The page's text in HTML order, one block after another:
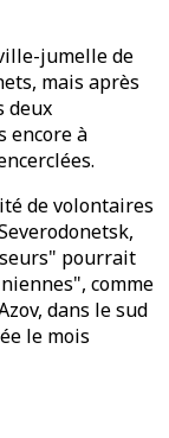
jumelle de
mais après
deux
encore à
de volontaires
pourrait
comme
dans le sud
le mois